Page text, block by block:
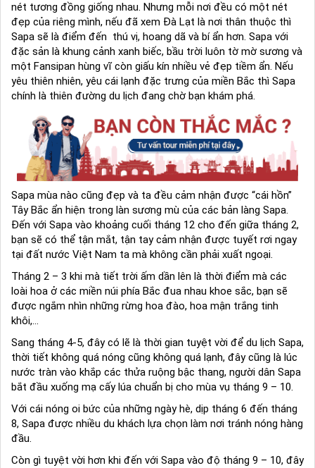
nét tương đồng giống nhau. Nhưng mỗi nơi đều có một nét
đẹp của riêng mình, nếu đã xem Đà Lạt là nơi thân thuộc thì
Sapa sẽ là điểm đến thú vị, hoang dã và bí ẩn hơn. Sapa với
đặc sản là khung cảnh xanh biếc, bầu trời luôn tờ mờ sương và
một Fansipan hùng vĩ còn giấu kín nhiều vẻ đẹp tiềm ẩn. Nếu
yêu thiên nhiên, yêu cái lạnh đặc trưng của miền Bắc thì Sapa
chính là thiên đường du lịch đang chờ bạn khám phá.
Sapa mùa nào cũng đẹp và ta đều cảm nhận được “cái hồn”
Tây Bắc ẩn hiện trong làn sương mù của các bản làng Sapa.
Đến với Sapa vào khoảng cuối tháng 12 cho đến giữa tháng 2,
bạn sẽ có thể tận mắt, tận tay cảm nhận được tuyết rơi ngay
tại đất nước Việt Nam ta mà không cần phải xuất ngoại.
Tháng 2 – 3 khi mà tiết trời ấm dần lên là thời điểm mà các
loài hoa ở các miền núi phía Bắc đua nhau khoe sắc, bạn sẽ
được ngắm nhìn những rừng hoa đào, hoa mận trắng tinh
khôi,...
Sang tháng 4-5, đây có lẽ là thời gian tuyệt vời để du lịch Sapa,
thời tiết không quá nóng cũng không quá lạnh, đây cũng là lúc
nước tràn vào khắp các thửa ruộng bậc thang, người dân Sapa
bắt đầu xuống mạ cấy lúa chuẩn bị cho mùa vụ tháng 9 – 10.
Với cái nóng oi bức của những ngày hè, dịp tháng 6 đến tháng
8, Sapa được nhiều du khách lựa chọn làm nơi tránh nóng hàng
đầu.
Còn gì tuyệt vời hơn khi đến với Sapa vào độ tháng 9 – 10, đây